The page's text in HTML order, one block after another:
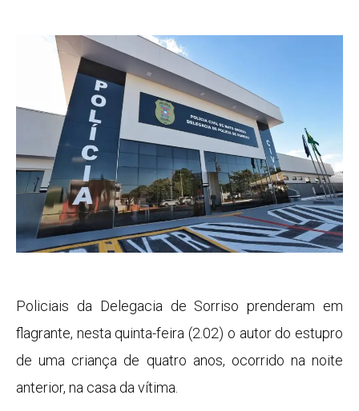
Policiais da Delegacia de Sorriso prenderam em
flagrante, nesta quinta-feira (2.02) o autor do estupro
de uma criança de quatro anos, ocorrido na noite
anterior, na casa da vítima.